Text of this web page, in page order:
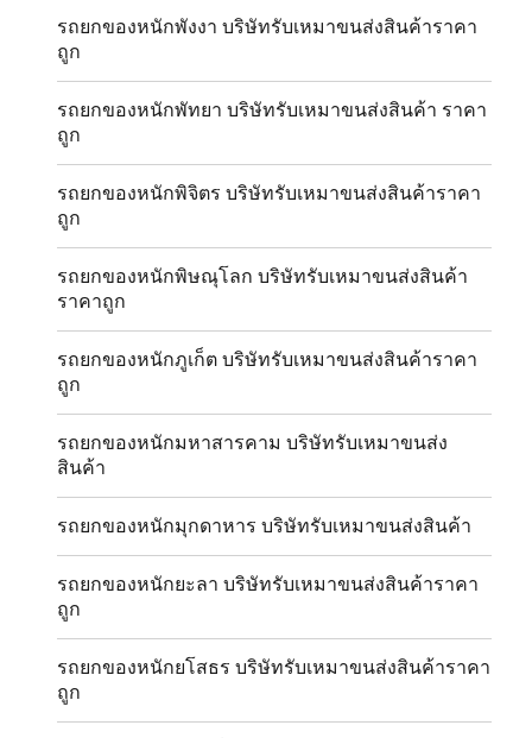
รถยกของหนักพังงา บริษัทรับเหมาขนส่งสินค้าราคา
ถูก
รถยกของหนักพัทยา บริษัทรับเหมาขนส่งสินค้า ราคา
ถูก
รถยกของหนักพิจิตร บริษัทรับเหมาขนส่งสินค้าราคา
ถูก
รถยกของหนักพิษณุโลก บริษัทรับเหมาขนส่งสินค้า
ราคาถูก
รถยกของหนักภูเก็ต บริษัทรับเหมาขนส่งสินค้าราคา
ถูก
รถยกของหนักมหาสารคาม บริษัทรับเหมาขนส่ง
สินค้า
รถยกของหนักมุกดาหาร บริษัทรับเหมาขนส่งสินค้า
รถยกของหนักยะลา บริษัทรับเหมาขนส่งสินค้าราคา
ถูก
รถยกของหนักยโสธร บริษัทรับเหมาขนส่งสินค้าราคา
ถูก